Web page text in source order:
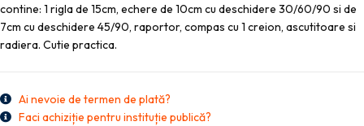
contine: 1 rigla de 15cm, echere de 10cm cu deschidere 30/60/90 si de
7cm cu deschidere 45/90, raportor, compas cu 1 creion, ascutitoare si
radiera. Cutie practica.
Ai nevoie de termen de plată?
Faci achiziție pentru instituție publică?